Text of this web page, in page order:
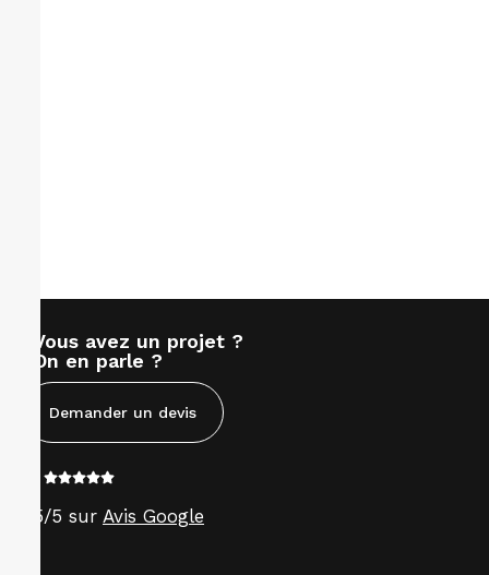
Vous avez un projet ?
On en parle ?
Demander un devis
5/5 sur Avis Google